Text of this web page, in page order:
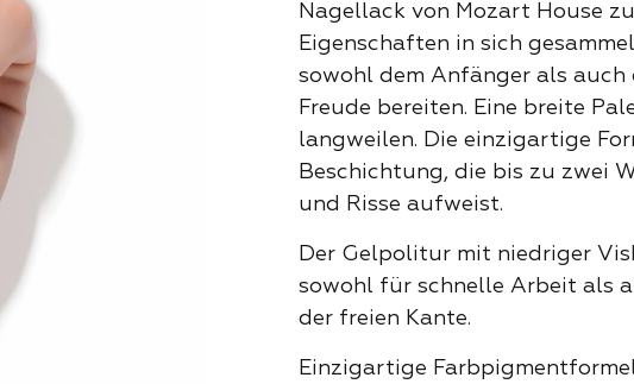
Ozeanwellen
Perfekter
Provence Stil
Nagelknipser
ALLE
Nagellack von Mozart House
Eigenschaften in sich
sowohl dem Anfänger als auch
Freude bereiten. Eine breite
langweilen. Die einzigartige
Beschichtung, die bis zu zwei
und Risse aufweist.
Der Gelpolitur mit niedriger
sowohl für schnelle Arbeit als
der freien Kante.
Einzigartige